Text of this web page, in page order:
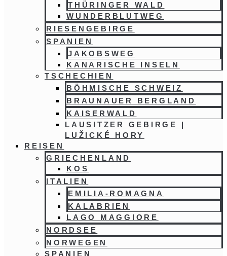
THÜRINGER WALD
WUNDERBLUTWEG
RIESENGEBIRGE
SPANIEN
JAKOBSWEG
KANARISCHE INSELN
TSCHECHIEN
BÖHMISCHE SCHWEIZ
BRAUNAUER BERGLAND
KAISERWALD
LAUSITZER GEBIRGE |
LUŽICKÉ HORY
REISEN
GRIECHENLAND
KOS
ITALIEN
EMILIA-ROMAGNA
KALABRIEN
LAGO MAGGIORE
NORDSEE
NORWEGEN
SPANIEN